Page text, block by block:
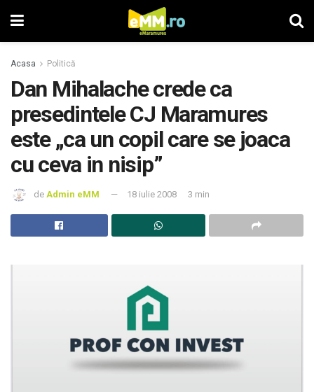
Acasa Politică
Dan Mihalache crede ca
presedintele CJ Maramures
este „ca un copil care se joaca
cu ceva in nisip”
de Admin eMM 18 iulie 2008 3 min